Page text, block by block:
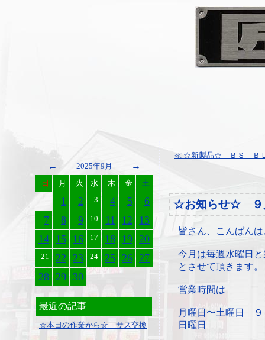
← 2025年9月 →
日 月 火 水 木 金 土
1 2 3 4 5
6
7
8 9 10 11 12
13
14 15 16 17 18 19 20
21 22 23 24 25 26 27
28 29 30
最近の記事
☆本日の作業から☆ サス交換
≪ ☆新製品☆ ＢＳ ＢＬ
☆お知らせ☆ ９
皆さん、こんばんは
今月は毎週水曜日
とさせて頂きます。
営業時間は
月曜日〜土曜日 ９
日曜日 ９：